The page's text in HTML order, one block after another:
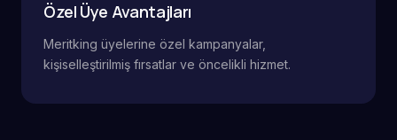
Özel Üye Avantajları
Meritking üyelerine özel kampanyalar,
kişiselleştirilmiş fırsatlar ve öncelikli hizmet.